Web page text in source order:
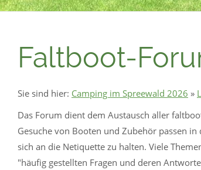
Faltboot-
Sie sind hier: Camping im Spreewald 2026 »
Das Forum dient dem Austausch aller
Gesuche von Booten und Zubehör passen
sich an die Netiquette zu halten. Viele
"häufig gestellten Fragen und deren